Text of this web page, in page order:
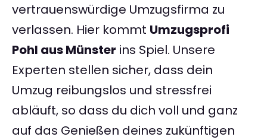
vertrauenswürdige Umzugsfirma zu
verlassen. Hier kommt Umzugsprofi
Pohl aus Münster ins Spiel. Unsere
Experten stellen sicher, dass dein
Umzug reibungslos und stressfrei
abläuft, so dass du dich voll und ganz
auf das Genießen deines zukünftigen